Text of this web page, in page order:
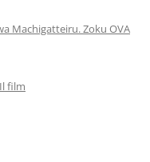
Machigatteiru. Zoku OVA
film